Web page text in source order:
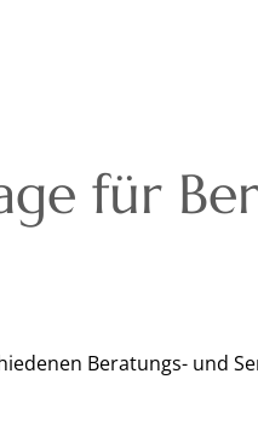
für
Beratungs- und